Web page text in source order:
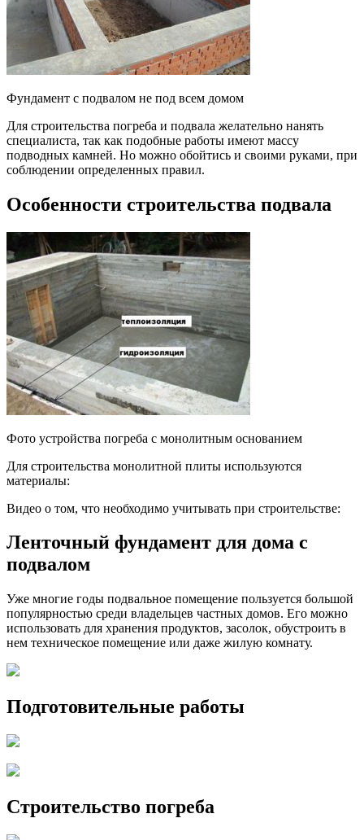
Фундамент с подвалом не под всем домом
Для строительства погреба и подвала желательно нанять
специалиста, так как подобные работы имеют массу
подводных камней. Но можно обойтись и своими руками, при
соблюдении определенных правил.
Особенности строительства подвала
Фото устройства погреба с монолитным основанием
Для строительства монолитной плиты используются
материалы:
Видео о том, что необходимо учитывать при строительстве:
Ленточный фундамент для дома с
подвалом
Уже многие годы подвальное помещение пользуется большой
популярностью среди владельцев частных домов. Его можно
использовать для хранения продуктов, засолок, обустроить в
нем техническое помещение или даже жилую комнату.
Подготовительные работы
Строительство погреба